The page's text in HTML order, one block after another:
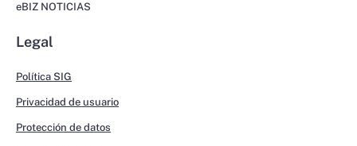
eBIZ NOTICIAS
Legal
Política SIG
Privacidad de usuario
Protección de datos